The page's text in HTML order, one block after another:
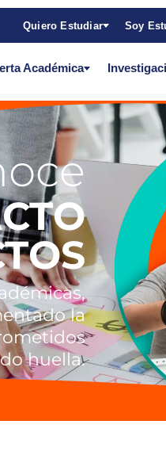
Quiero Estudiar Soy
Académica
la
huella.